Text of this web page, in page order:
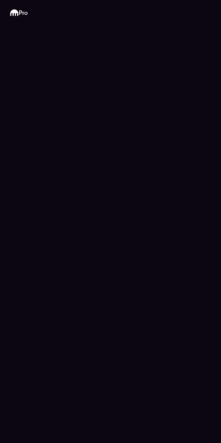
Kraken
Pro